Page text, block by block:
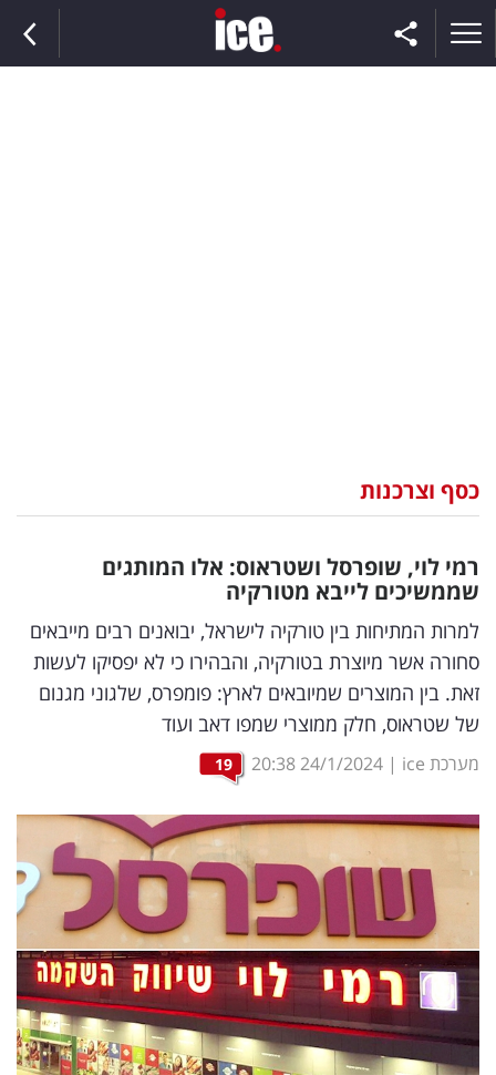
וצרכנות
דיגיטל
וטק
שיווק
ופרסום
משפט
מדדים
דעות
רכילות
עסקית
קריפטו
כסף וצרכנות
רמי לוי, שופרסל ושטראוס: אלו המותגים
שממשיכים לייבא מטורקיה
למרות המתיחות בין טורקיה לישראל, יבואנים רבים מייבאים
סחורה אשר מיוצרת בטורקיה, והבהירו כי לא יפסיקו לעשות
זאת. בין המוצרים שמיובאים לארץ: פומפרס, שלגוני מגנום
של שטראוס, חלק ממוצרי שמפו דאב ועוד
מערכת ice |
24/1/2024
20:38
19